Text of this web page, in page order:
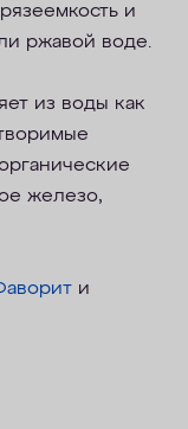
и
ржавой воде.
из воды как
железо,
и